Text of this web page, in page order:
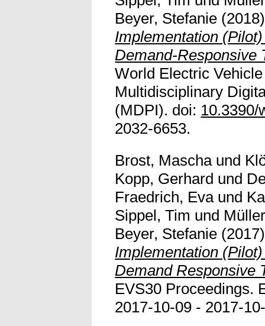
Beyer, Stefanie
Implementation
Demand-Responsive
World Electric
Multidisciplinary
(MDPI). doi: 10.3390/
2032-6653.
Brost, Maschaund
Kopp, Gerhard und
Fraedrich, Evaund
Sippel, Tim und
Beyer, Stefanie
Implementation
Demand Responsive
EVS30 Proceedings.
2017-10-09 - 2017-